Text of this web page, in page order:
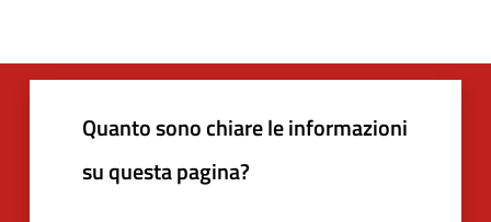
Quanto sono chiare le informazioni
su questa pagina?